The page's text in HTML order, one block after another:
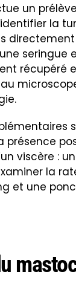
un
la
seringue
récupéré
viscère :
la
et une